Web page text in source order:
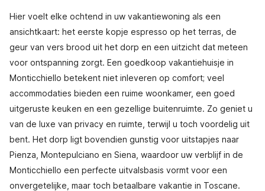
Hier voelt elke ochtend in uw vakantiewoning als een
ansichtkaart: het eerste kopje espresso op het terras, de
geur van vers brood uit het dorp en een uitzicht dat meteen
voor ontspanning zorgt. Een goedkoop vakantiehuisje in
Monticchiello betekent niet inleveren op comfort; veel
accommodaties bieden een ruime woonkamer, een goed
uitgeruste keuken en een gezellige buitenruimte. Zo geniet u
van de luxe van privacy en ruimte, terwijl u toch voordelig uit
bent. Het dorp ligt bovendien gunstig voor uitstapjes naar
Pienza, Montepulciano en Siena, waardoor uw verblijf in de
Monticchiello een perfecte uitvalsbasis vormt voor een
onvergetelijke, maar toch betaalbare vakantie in Toscane.